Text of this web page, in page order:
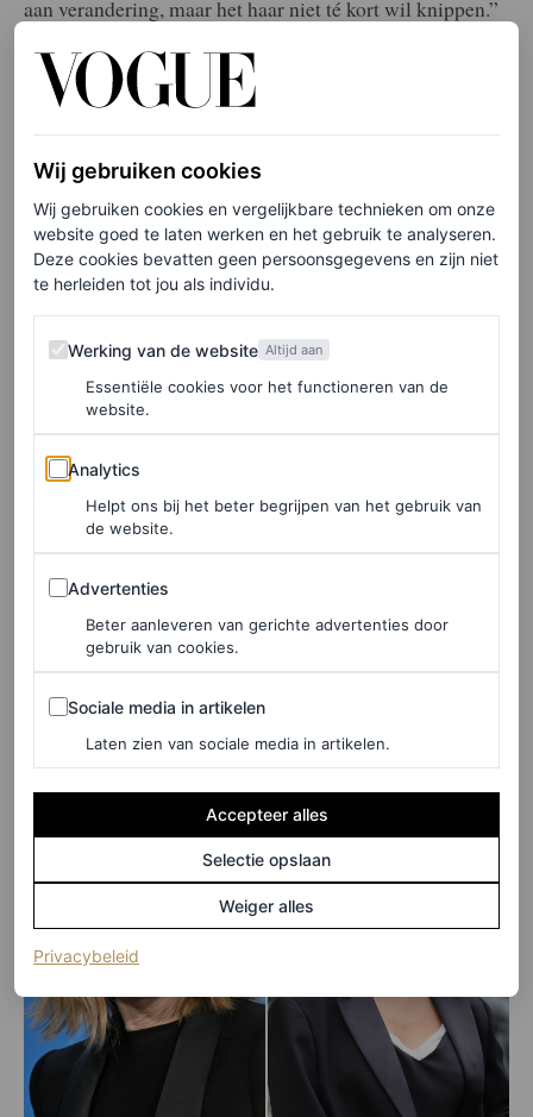
aan verandering, maar het haar niet té kort wil knippen.”
LEES OOK
Een krullend, gelaagd kapsel voor elke
gezichtsvorm
Nog een reden waarom het Nirvana-kapsel zo geliefd is?
“Het kapsel is ongelooflijk veelzijdig, omdat het bij veel
verschillende gezichtsvormen past en makkelijk te stylen
is. Het staat mooi met verschillende scheidingen, is
geweldig met een zijscheiding en pony, en dankzij de
lengte kun je het ook eenvoudig in een staart dragen
tijdens het sporten of wanneer je een andere look wil
creëren”, legt Baras uit. Of je nu twintig bent (zoals
Sweeney) of zeventig (zoals Huppert), het Nirvana-
kapsel staat prachtig op elke leeftijd – wij zijn fan.
Hieronder zie je het Nirvana-kapsel bij Sydney Sweeney
en Isabelle Huppert.
Wij gebruiken cookies
Wij gebruiken cookies en vergelijkbare technieken om onze
website goed te laten werken en het gebruik te analyseren.
Deze cookies bevatten geen persoonsgegevens en zijn niet
te herleiden tot jou als individu.
Werking van de website
Werking van de website Altijd aan
Essentiële cookies voor het functioneren van de
website.
Analytics
Analytics
Helpt ons bij het beter begrijpen van het gebruik van
de website.
Advertenties
Advertenties
Beter aanleveren van gerichte advertenties door
gebruik van cookies.
Sociale media in artikelen
Sociale media in artikelen
Laten zien van sociale media in artikelen.
Accepteer alles
Selectie opslaan
Weiger alles
Privacybeleid